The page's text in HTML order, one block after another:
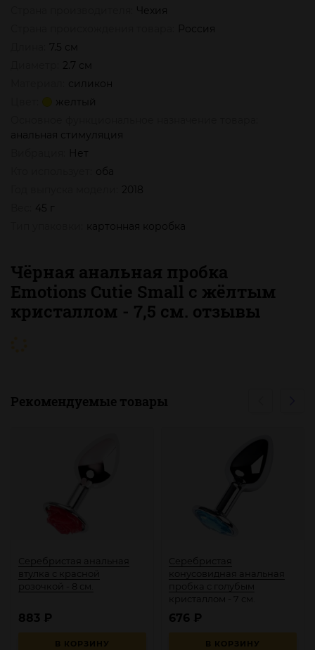
Чехия
Россия
7.5 см
2.7 см
силикон
желтый
анальная стимуляция
Нет
оба
2018
45 г
картонная коробка
Чёрная анальная пробка
Emotions Cutie Small с жёлтым
кристаллом - 7,5 см. отзывы
Рекомендуемые товары
Серебристая анальная
втулка с красной
розочкой - 8 см.
В КОРЗИНУ
883 ₽
Серебристая
конусовидная анальная
пробка с голубым
кристаллом - 7 см.
В КОРЗИНУ
676 ₽